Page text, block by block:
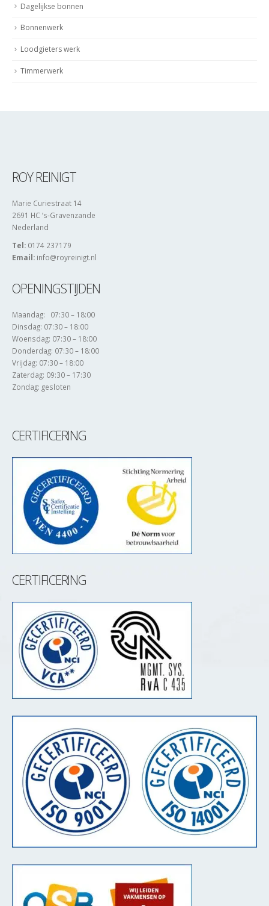
Dagelijkse bonnen
Bonnenwerk
Loodgieters werk
Timmerwerk
ROY REINIGT
Marie Curiestraat 14
2691 HC ‘s-Gravenzande
Nederland
Tel: 0174 237179
Email: info@royreinigt.nl
OPENINGSTIJDEN
Maandag: 07:30 – 18:00
Dinsdag: 07:30 – 18:00
Woensdag: 07:30 – 18:00
Donderdag: 07:30 – 18:00
Vrijdag: 07:30 – 18:00
Zaterdag: 09:30 – 17:30
Zondag: gesloten
CERTIFICERING
CERTIFICERING